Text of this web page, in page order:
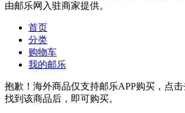
由邮乐网入驻商家提供。
首页
分类
购物车
我的邮乐
抱歉！海外商品仅支持邮乐APP购买，点
找到该商品后，即可购买。